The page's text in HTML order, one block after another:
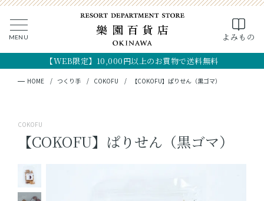
MENU よみもの
【WEB限定】10,000円以上のお買物で送料無料
CLOSE
検索
キーワード検索
MY PAGE CART
全ての商品
フード
コスメ・アロマ
HOME つくり手 COKOFU 【COKOFU】ぱりせん（黒ゴマ）
COKOFU
【COKOFU】ぱりせん（黒ゴマ）